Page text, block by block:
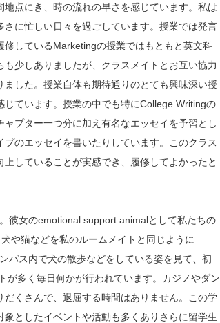
点にき、時の流れの早さを感じています。私は
に忙しい日々を過ごしています。授業では発言
しているMarketingの授業ではもともと英文科
少しありましたが、クラスメイトとお互い協力
した。授業自体も期待通りのとても興味深い授
ています。授業の中でも特にCollege Writingの
プター一つ分に加え有名なエッセイを予習とし
のエッセイを書いたりしています。このクラス
していることが実感でき、履修してよかったと
彼女のemotional support animalとして私たちの
や猫などを私のルームメイトと同じように
パス内で犬の散歩などをしている姿を見て、初
が多く毎日何かが行われています。カジノやダン
くさんで、退屈する時間はありません。この学
としたイベントや活動も多くありさらに留学生